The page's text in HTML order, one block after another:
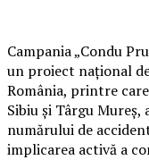
Campania „Condu
un proiect național
România, printre
Sibiu și Târgu
numărului de
implicarea activă a